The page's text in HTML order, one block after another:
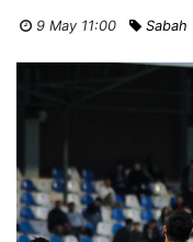
9 May 11:00 Sabah